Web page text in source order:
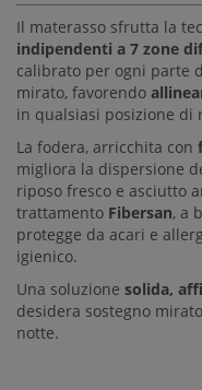
Il materasso sfrutta la
indipendenti a 7 zone
calibrato per ogni parte
mirato, favorendo
in qualsiasi posizione di
La fodera, arricchita con
migliora la dispersione
riposo fresco e asciutto
trattamento Fibersan, a
protegge da acari e
igienico.
Una soluzione solida,
desidera sostegno
notte.